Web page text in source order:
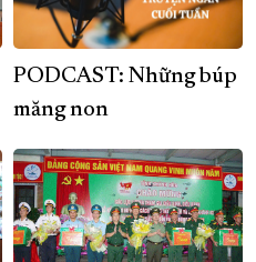
PODCAST: Những búp
măng non